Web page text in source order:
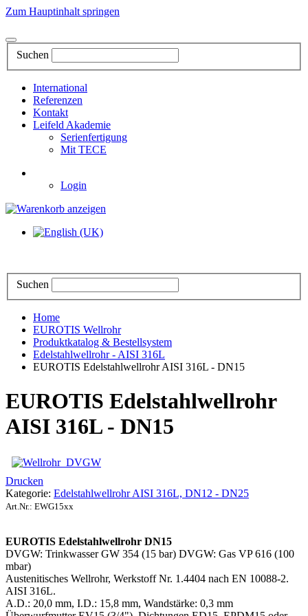
Zum Hauptinhalt springen
Suchen
International
Referenzen
Kontakt
Leifeld Akademie
Serienfertigung
Mit TECE
Login
Suchen
Home
EUROTIS Wellrohr
Produktkatalog & Bestellsystem
Edelstahlwellrohr - AISI 316L
EUROTIS Edelstahlwellrohr AISI 316L - DN15
EUROTIS Edelstahlwellrohr
AISI 316L - DN15
Drucken
Kategorie: Edelstahlwellrohr AISI 316L, DN12 - DN25
Art.Nr.: EWG15xx
EUROTIS Edelstahlwellrohr DN15
DVGW: Trinkwasser GW 354 (15 bar) DVGW: Gas VP 616 (100
mbar)
Austenitisches Wellrohr, Werkstoff Nr. 1.4404 nach EN 10088-2.
AISI 316L.
A.D.: 20,0 mm, I.D.: 15,8 mm, Wandstärke: 0,3 mm